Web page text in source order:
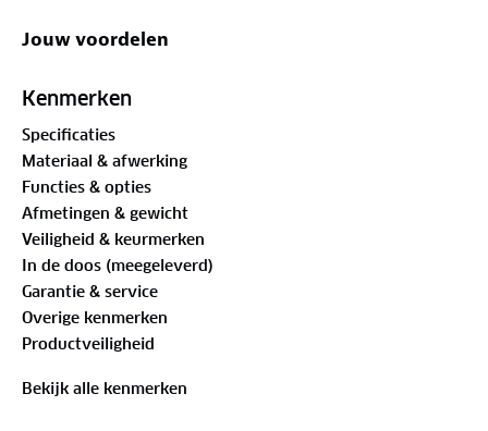
Jouw voordelen
schouders
✓ Rondom ondersteuning voor hoofd en kin
✓ Inclusief slaapmasker en oordopjes
✓ Lichtgewicht en handig mee te nemen
Ergonomisch nekkussen met 360°
ondersteuning
Het PurelyGoods® donkerblauwe nekkussen is
ontworpen om de nek en kin rondom te
ondersteunen. Het ergonomische ontwerp helpt
voorkomen dat het hoofd naar voren of opzij zakt
Kenmerken
Specificaties
Materiaal & afwerking
Functies & opties
Afmetingen & gewicht
Veiligheid & keurmerken
In de doos (meegeleverd)
Garantie & service
Overige kenmerken
Productveiligheid
Bekijk alle kenmerken